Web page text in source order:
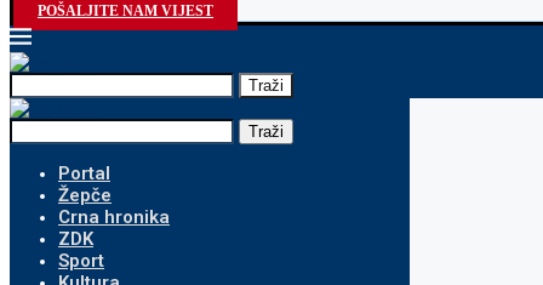
POŠALJITE NAM VIJEST
Traži
Traži
Portal
Žepče
Crna hronika
ZDK
Sport